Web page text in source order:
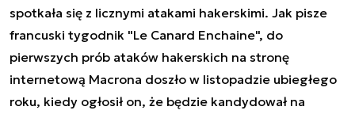
spotkała się z licznymi atakami hakerskimi. Jak pisze
francuski tygodnik "Le Canard Enchaine", do
pierwszych prób ataków hakerskich na stronę
internetową Macrona doszło w listopadzie ubiegłego
roku, kiedy ogłosił on, że będzie kandydował na